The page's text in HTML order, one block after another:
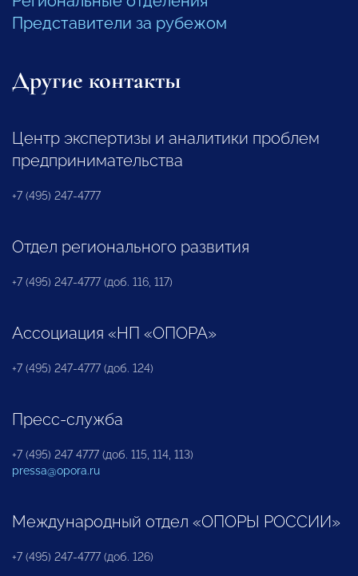
Представители за рубежом
Другие контакты
Центр экспертизы и аналитики проблем
предпринимательства
+7 (495) 247-4777
Отдел регионального развития
+7 (495) 247-4777 (доб. 116, 117)
Ассоциация «НП «ОПОРА»
+7 (495) 247-4777 (доб. 124)
Пресс-служба
+7 (495) 247 4777 (доб. 115, 114, 113)
pressa@opora.ru
Международный отдел «ОПОРЫ РОССИИ»
+7 (495) 247-4777 (доб. 126)